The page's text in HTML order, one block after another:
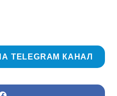
TELEGRAM КАНАЛ